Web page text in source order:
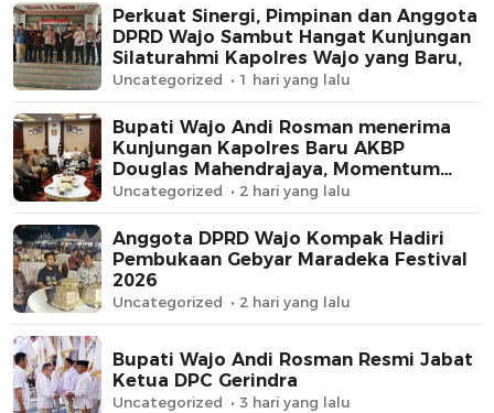
Perkuat Sinergi, Pimpinan dan Anggota
DPRD Wajo Sambut Hangat Kunjungan
Silaturahmi Kapolres Wajo yang Baru,
Uncategorized 1 hari yang lalu
Bupati Wajo Andi Rosman menerima
Kunjungan Kapolres Baru AKBP
Douglas Mahendrajaya, Momentum
Memperkuat Sinergi
Uncategorized 2 hari yang lalu
Anggota DPRD Wajo Kompak Hadiri
Pembukaan Gebyar Maradeka Festival
2026
Uncategorized 2 hari yang lalu
Bupati Wajo Andi Rosman Resmi Jabat
Ketua DPC Gerindra
Uncategorized 3 hari yang lalu